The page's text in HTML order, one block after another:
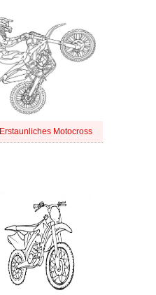
Erstaunliches Motocross